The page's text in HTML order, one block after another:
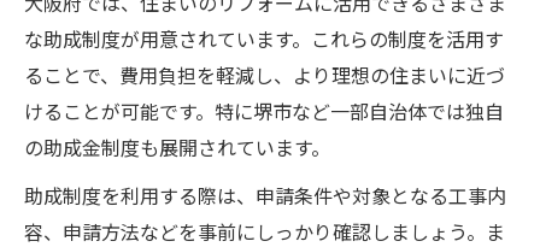
な助成制度が用意されています。これらの制度を活用す
ることで、費用負担を軽減し、より理想の住まいに近づ
けることが可能です。特に堺市など一部自治体では独自
の助成金制度も展開されています。
助成制度を利用する際は、申請条件や対象となる工事内
容、申請方法などを事前にしっかり確認しましょう。ま